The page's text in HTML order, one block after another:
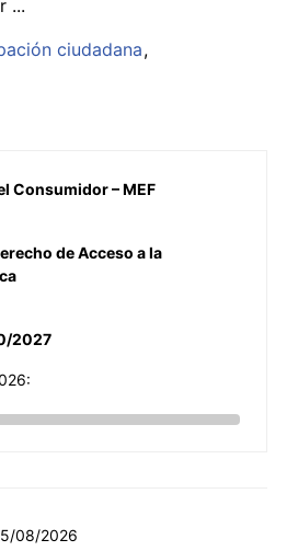
...
ciudadana
Consumidor – MEF
de Acceso a la
2027
08/2026